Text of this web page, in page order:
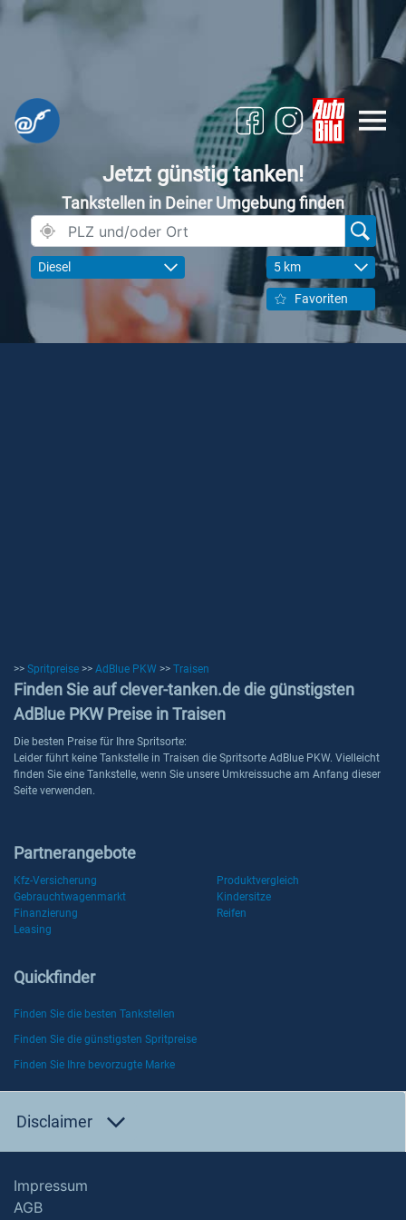
Jetzt günstig tanken!
Tankstellen in Deiner Umgebung finden
Diesel 5 km
Favoriten
>> Spritpreise >> AdBlue PKW >> Traisen
Finden Sie auf clever-tanken.de die günstigsten
AdBlue PKW Preise in Traisen
Die besten Preise für Ihre Spritsorte:
Leider führt keine Tankstelle in Traisen die Spritsorte AdBlue PKW. Vielleicht
finden Sie eine Tankstelle, wenn Sie unsere Umkreissuche am Anfang dieser
Seite verwenden.
Partnerangebote
Kfz-Versicherung
Produktvergleich
Gebrauchtwagenmarkt
Kindersitze
Finanzierung
Reifen
Leasing
Quickfinder
Finden Sie die besten Tankstellen
Finden Sie die günstigsten Spritpreise
Finden Sie Ihre bevorzugte Marke
Disclaimer
Impressum
AGB